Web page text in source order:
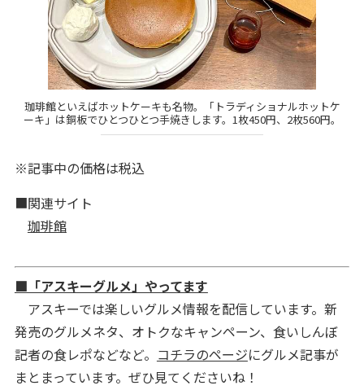
珈琲館といえばホットケーキも名物。「トラディショナルホットケ
ーキ」は銅板でひとつひとつ手焼きします。1枚450円、2枚560円。
※記事中の価格は税込
■関連サイト
珈琲館
■「アスキーグルメ」やってます
アスキーでは楽しいグルメ情報を配信しています。新
発売のグルメネタ、オトクなキャンペーン、食いしんぼ
記者の食レポなどなど。 コチラのページにグルメ記事が
まとまっています。ぜひ見てくださいね！